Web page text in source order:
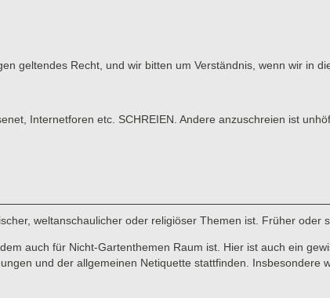
geltendes Recht, und wir bitten um Verständnis, wenn wir in
Internetforen etc. SCHREIEN. Andere anzuschreien ist
weltanschaulicher oder religiöser Themen ist. Früher oder
auch für Nicht-Gartenthemen Raum ist. Hier ist auch ein
und der allgemeinen Netiquette stattfinden.